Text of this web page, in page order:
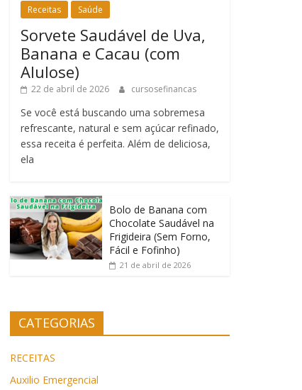
Receitas Saúde
Sorvete Saudável de Uva,
Banana e Cacau (com
Alulose)
22 de abril de 2026 cursosefinancas
Se você está buscando uma sobremesa
refrescante, natural e sem açúcar refinado,
essa receita é perfeita. Além de deliciosa,
ela
Bolo de Banana com
Chocolate Saudável na
Frigideira (Sem Forno,
Fácil e Fofinho)
21 de abril de 2026
CATEGORIAS
RECEITAS
Auxilio Emergencial